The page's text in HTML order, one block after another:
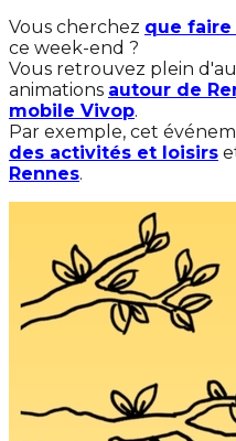
Vous cherchez que faire
ce week-end ?
Vous retrouvez plein
animations autour de
mobile Vivop.
Par exemple, cet
des activités et loisirs
Rennes.